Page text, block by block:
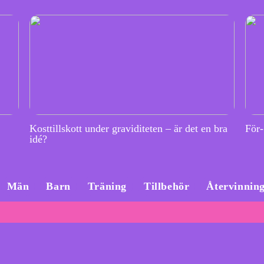
Kosttillskott under graviditeten – är det en bra
idé?
Män Barn Träning Tillbehör